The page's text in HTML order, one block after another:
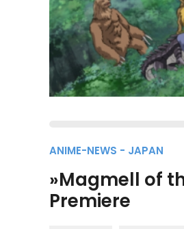
ANIME-NEWS - JAPAN
»Magmell of
Premiere